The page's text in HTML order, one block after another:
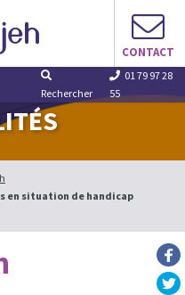
CONTACT
Rechercher
01 79 97 28
55
en situation de handicap